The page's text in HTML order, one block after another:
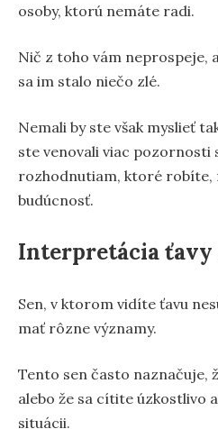
osoby, ktorú nemáte radi.
Nič z toho vám neprospeje,
sa im stalo niečo zlé.
Nemali by ste však myslieť
ste venovali viac pozornosti
rozhodnutiam, ktoré robíte,
budúcnosť.
Interpretácia ťavy
Sen, v ktorom vidíte ťavu
mať rôzne významy.
Tento sen často naznačuje,
alebo že sa cítite úzkostlivo
situácii.